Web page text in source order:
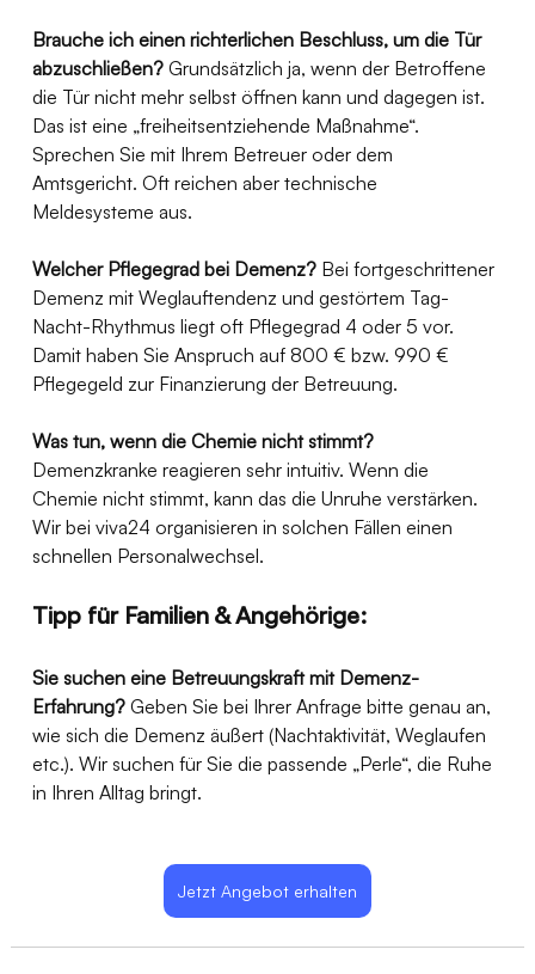
Brauche ich einen richterlichen Beschluss, um die Tür
abzuschließen? Grundsätzlich ja, wenn der Betroffene
die Tür nicht mehr selbst öffnen kann und dagegen ist.
Das ist eine „freiheitsentziehende Maßnahme“.
Sprechen Sie mit Ihrem Betreuer oder dem
Amtsgericht. Oft reichen aber technische
Meldesysteme aus.
Welcher Pflegegrad bei Demenz? Bei fortgeschrittener
Demenz mit Weglauftendenz und gestörtem Tag-
Nacht-Rhythmus liegt oft Pflegegrad 4 oder 5 vor.
Damit haben Sie Anspruch auf 800 € bzw. 990 €
Pflegegeld zur Finanzierung der Betreuung.
Was tun, wenn die Chemie nicht stimmt?
Demenzkranke reagieren sehr intuitiv. Wenn die
Chemie nicht stimmt, kann das die Unruhe verstärken.
Wir bei viva24 organisieren in solchen Fällen einen
schnellen Personalwechsel.
Tipp für Familien & Angehörige:
Sie suchen eine Betreuungskraft mit Demenz-
Erfahrung? Geben Sie bei Ihrer Anfrage bitte genau an,
wie sich die Demenz äußert (Nachtaktivität, Weglaufen
etc.). Wir suchen für Sie die passende „Perle“, die Ruhe
in Ihren Alltag bringt.
Jetzt Angebot erhalten